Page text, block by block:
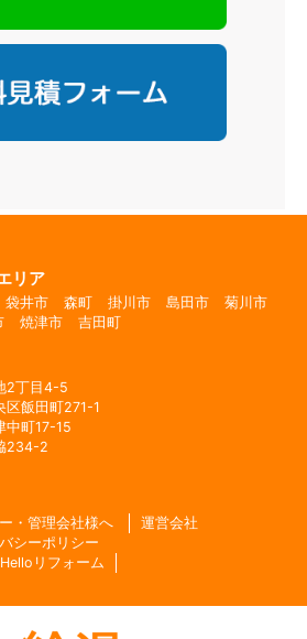
リア
袋井市 森町 掛川市 島田市
菊川市
焼津市 吉田町
2丁目4-5
区飯田町271-1
中町17-15
234-2
・管理会社様へ
運営会社
シーポリシー
リフォーム